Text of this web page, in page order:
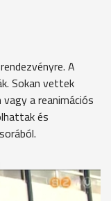
A
Sokan vettek
a reanimációs
és